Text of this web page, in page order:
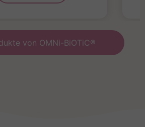
von OMNi-BiOTiC®